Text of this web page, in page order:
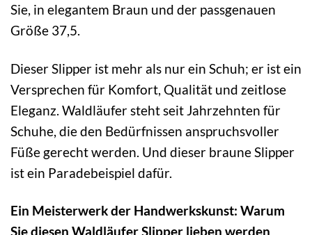
Sie, in elegantem Braun und der passgenauen
Größe 37,5.
Dieser Slipper ist mehr als nur ein Schuh; er ist ein
Versprechen für Komfort, Qualität und zeitlose
Eleganz. Waldläufer steht seit Jahrzehnten für
Schuhe, die den Bedürfnissen anspruchsvoller
Füße gerecht werden. Und dieser braune Slipper
ist ein Paradebeispiel dafür.
Ein Meisterwerk der Handwerkskunst: Warum
Sie diesen Waldläufer Slipper lieben werden